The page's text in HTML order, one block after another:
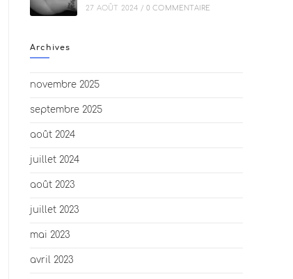
27 AOÛT 2024 / 0 COMMENTAIRE
Archives
novembre 2025
septembre 2025
août 2024
juillet 2024
août 2023
juillet 2023
mai 2023
avril 2023